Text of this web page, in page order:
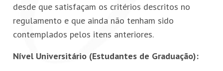
desde que satisfaçam os critérios descritos no
regulamento e que ainda não tenham sido
contemplados pelos itens anteriores.
Nível Universitário (Estudantes de Graduação):